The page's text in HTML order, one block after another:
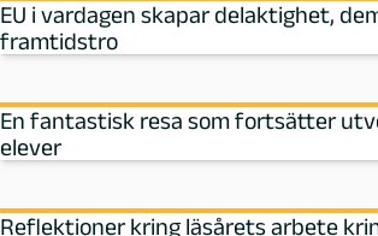
EU i vardagen skapar delaktighet,
framtidstro
En fantastisk resa som fortsätter
elever
Reflektioner kring läsårets arbete